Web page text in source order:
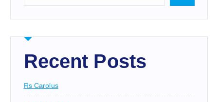
Recent Posts
Rs Carolus